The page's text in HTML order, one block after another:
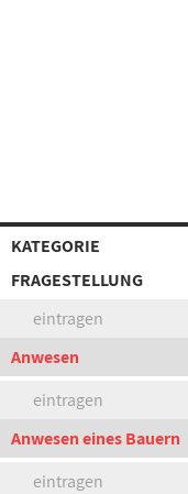
KATEGORIE
FRAGESTELLUNG
eintragen
Anwesen
eintragen
Anwesen eines Bauern
eintragen